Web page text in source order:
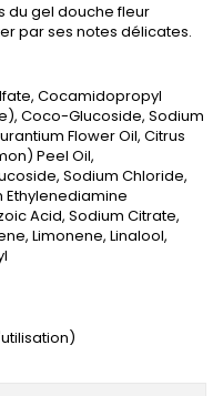
du gel douche fleur
par ses notes délicates.
Cocamidopropyl
Coco-Glucoside, Sodium
Flower Oil, Citrus
Peel Oil,
Sodium Chloride,
Ethylenediamine
Acid, Sodium Citrate,
Limonene, Linalool,